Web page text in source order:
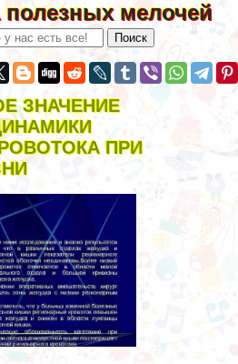
полезных мелочей
ЗНАЧЕНИЕ
ПРИ